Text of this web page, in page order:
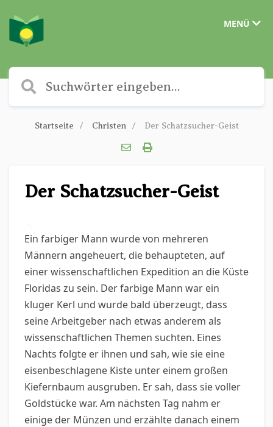
MENÜ
Startseite Christen Der Schatzsucher-Geist
Der Schatzsucher-Geist
Ein farbiger Mann wurde von mehreren
Männern angeheuert, die behaupteten, auf
einer wissenschaftlichen Expedition an die Küste
Floridas zu sein. Der farbige Mann war ein
kluger Kerl und wurde bald überzeugt, dass
seine Arbeitgeber nach etwas anderem als
wissenschaftlichen Themen suchten. Eines
Nachts folgte er ihnen und sah, wie sie eine
eisenbeschlagene Kiste unter einem großen
Kiefernbaum ausgruben. Er sah, dass sie voller
Goldstücke war. Am nächsten Tag nahm er
einige der Münzen und erzählte danach einem